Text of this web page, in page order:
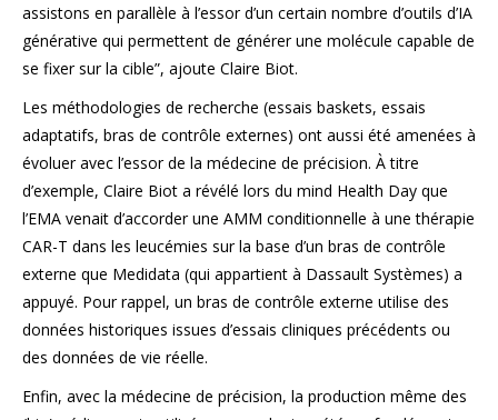
assistons en parallèle à l’essor d’un certain nombre d’outils d’IA
générative qui permettent de générer une molécule capable de
se fixer sur la cible”, ajoute Claire Biot.
Les méthodologies de recherche (essais baskets, essais
adaptatifs, bras de contrôle externes) ont aussi été amenées à
évoluer avec l’essor de la médecine de précision. À titre
d’exemple, Claire Biot a révélé lors du mind Health Day que
l’EMA venait d’accorder une AMM conditionnelle à une thérapie
CAR-T dans les leucémies sur la base d’un bras de contrôle
externe que Medidata (qui appartient à Dassault Systèmes) a
appuyé. Pour rappel, un bras de contrôle externe utilise des
données historiques issues d’essais cliniques précédents ou
des données de vie réelle.
Enfin, avec la médecine de précision, la production même des